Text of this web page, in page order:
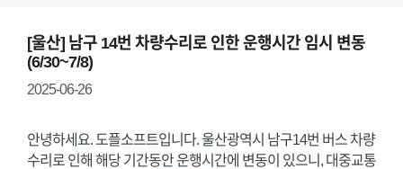
[울산] 남구 14번 차량수리로 인한 운행시간 임시 변동
(6/30~7/8)
2025-06-26
안녕하세요. 도플소프트입니다. 울산광역시 남구14번 버스 차량
수리로 인해 해당 기간동안 운행시간에 변동이 있으니, 대중교통